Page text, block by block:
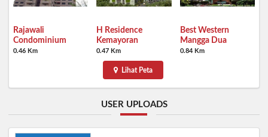
Rajawali
Condominium
0.46 Km
H Residence
Kemayoran
0.47 Km
Best Western
Mangga Dua
0.84 Km
Lihat Peta
USER UPLOADS